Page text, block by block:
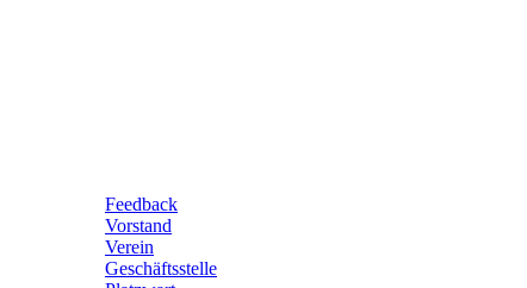
Feedback
Vorstand
Verein
Geschäftsstelle